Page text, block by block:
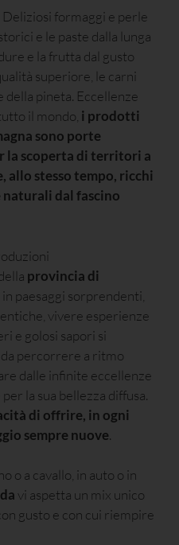
formaggi e perle
e le paste dalla lunga
e la frutta dal gusto
superiore, le carni
della pineta. Eccellenze
il mondo, i prodotti
sono porte
la scoperta di territori a
allo stesso tempo, ricchi
dal fascino
provincia di
paesaggi sorprendenti,
vivere esperienze
e golosi sapori si
percorrere a ritmo
dalle infinite eccellenze
la sua bellezza diffusa.
di offrire, in ogni
sempre nuove.
o a cavallo, in auto o in
vi aspetta un mix unico
gusto e con cui riempire